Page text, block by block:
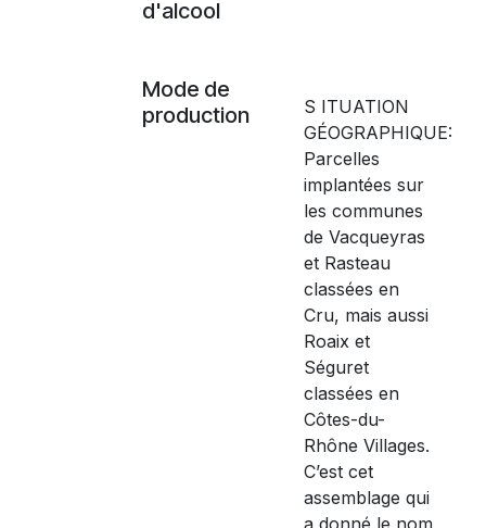
d'alcool
Mode de
production
S ITUATION
GÉOGRAPHIQUE:
Parcelles
implantées sur
les communes
de Vacqueyras
et Rasteau
classées en
Cru, mais aussi
Roaix et
Séguret
classées en
Côtes-du-
Rhône Villages.
C’est cet
assemblage qui
a donné le nom